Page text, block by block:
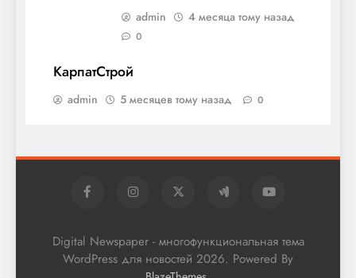
admin 4 месяца тому назад
0
КарпатСтрой
admin 5 месяцев тому назад 0
Digital Newspaper - многофункциональная тема
WordPress для новостей 2026. Powered By